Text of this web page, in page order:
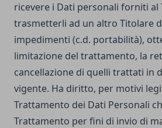
ricevere i Dati personali forniti al
trasmetterli ad un altro Titolare
impedimenti (c.d. portabilità),
limitazione del trattamento, la
cancellazione di quelli trattati in
vigente. Ha diritto, per motivi
Trattamento dei Dati Personali
Trattamento per fini di invio di